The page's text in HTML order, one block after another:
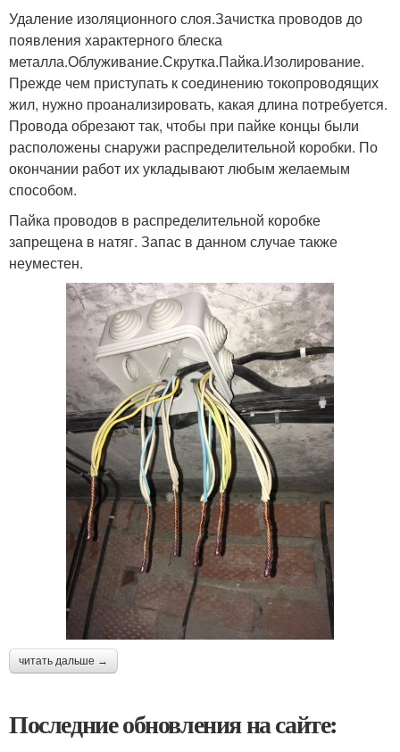
Удаление изоляционного слоя.Зачистка проводов до
появления характерного блеска
металла.Облуживание.Скрутка.Пайка.Изолирование.
Прежде чем приступать к соединению токопроводящих
жил, нужно проанализировать, какая длина потребуется.
Провода обрезают так, чтобы при пайке концы были
расположены снаружи распределительной коробки. По
окончании работ их укладывают любым желаемым
способом.
Пайка проводов в распределительной коробке
запрещена в натяг. Запас в данном случае также
неуместен.
читать дальше →
Последние обновления на сайте: